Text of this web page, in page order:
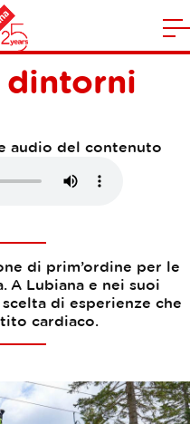
la
a
dintorni
audio del contenuto
di prim’ordine per le
A Lubiana e nei suoi
di esperienze che
cardiaco.